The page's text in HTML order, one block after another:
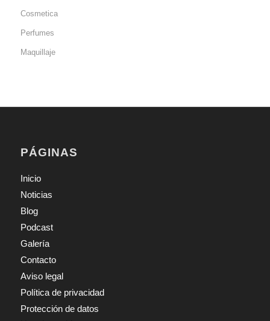
Cosmetica
Perfumes
Maquillaje
PÁGINAS
Inicio
Noticias
Blog
Podcast
Galería
Contacto
Aviso legal
Política de privacidad
Protección de datos